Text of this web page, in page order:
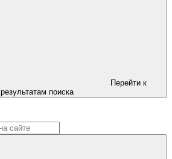
Перейти к
результатам поиска